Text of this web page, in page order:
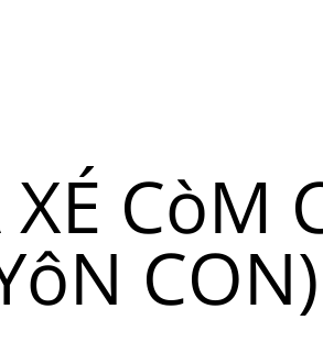
뉴
춤
CòM
CON)